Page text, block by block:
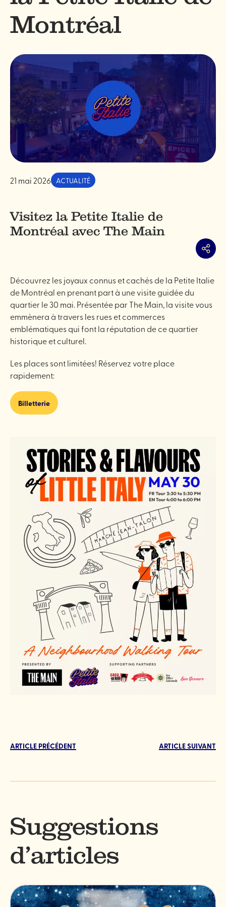
Montréal
21 mai 2026 ACTUALITÉ
Visitez la Petite Italie de
Montréal avec The Main
Découvrez les joyaux connus et cachés de la Petite Italie
de Montréal en prenant part à une visite guidée du
quartier le 30 mai. Présentée par The Main, la visite vous
emmènera à travers les rues et commerces
emblématiques qui font la réputation de ce quartier
historique et culturel.
Les places sont limitées! Réservez votre place
rapidement:
Billetterie
ARTICLE PRÉCÉDENT ARTICLE SUIVANT
Suggestions
d’articles